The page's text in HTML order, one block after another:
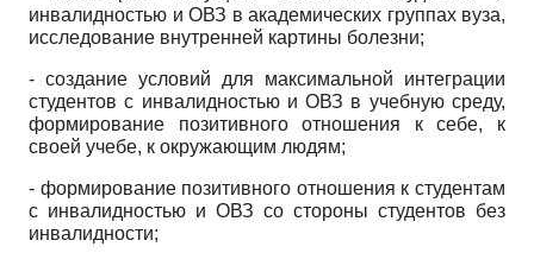
инвалидностью и ОВЗ в академических группах вуза,
исследование внутренней картины болезни;
- создание условий для максимальной интеграции
студентов с инвалидностью и ОВЗ в учебную среду,
формирование позитивного отношения к себе, к
своей учебе, к окружающим людям;
- формирование позитивного отношения к студентам
с инвалидностью и ОВЗ со стороны студентов без
инвалидности;